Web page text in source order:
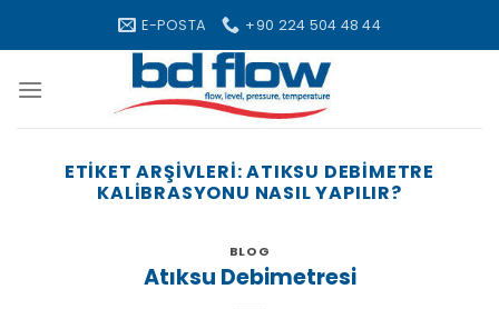
E-POSTA +90 224 504 48 44
ETIKET ARŞIVLERI:ATIKSU DEBIMETRE
KALIBRASYONU NASIL YAPILIR?
BLOG
Atıksu Debimetresi